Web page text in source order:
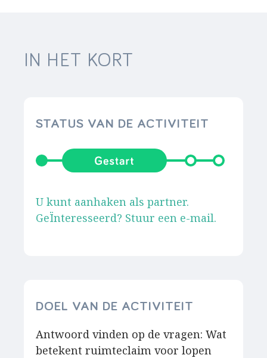
IN HET KORT
STATUS VAN DE ACTIVITEIT
U kunt aanhaken als partner.
GeÏnteresseerd? Stuur een e-mail.
DOEL VAN DE ACTIVITEIT
Antwoord vinden op de vragen: Wat
betekent ruimteclaim voor lopen